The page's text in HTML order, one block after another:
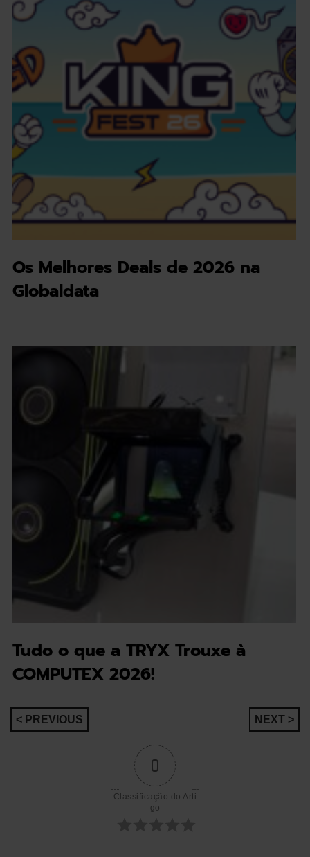
Os Melhores Deals de 2026 na
Globaldata
Tudo o que a TRYX Trouxe à
COMPUTEX 2026!
Navegação
< PREVIOUS NEXT >
0
Classificação do Arti
go